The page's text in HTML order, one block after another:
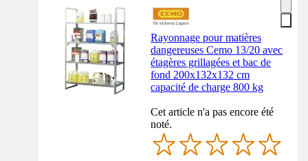
Rayonnage pour matières
dangereuses Cemo 13/20 avec
étagères grillagées et bac de
fond 200x132x132 cm
capacité de charge 800 kg
Cet article n'a pas encore été
noté.